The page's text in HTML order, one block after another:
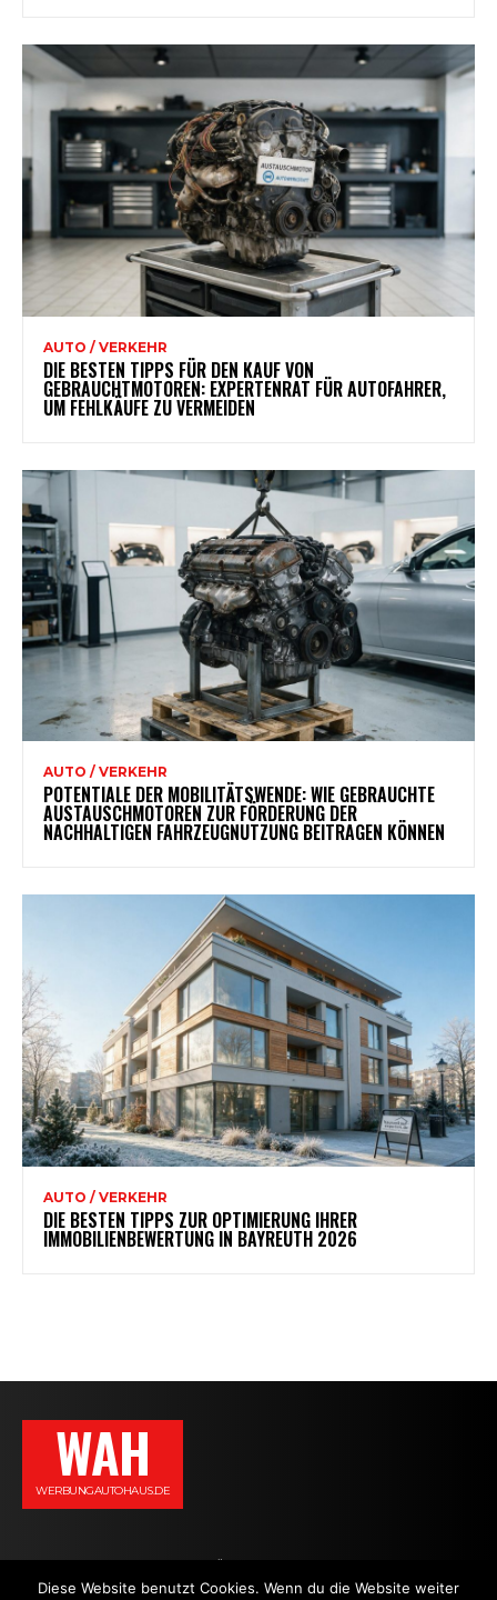
AUTO / VERKEHR
DIE BESTEN TIPPS FÜR DEN KAUF VON
GEBRAUCHTMOTOREN: EXPERTENRAT FÜR AUTOFAHRER,
UM FEHLKÄUFE ZU VERMEIDEN
AUTO / VERKEHR
POTENTIALE DER MOBILITÄTSWENDE: WIE GEBRAUCHTE
AUSTAUSCHMOTOREN ZUR FÖRDERUNG DER
NACHHALTIGEN FAHRZEUGNUTZUNG BEITRAGEN KÖNNEN
AUTO / VERKEHR
DIE BESTEN TIPPS ZUR OPTIMIERUNG IHRER
IMMOBILIENBEWERTUNG IN BAYREUTH 2026
WAH
WERBUNGAUTOHAUS.DE
AGB DATENSCHUTZERKLÄRUNG
Diese Website benutzt Cookies. Wenn du die Website weiter